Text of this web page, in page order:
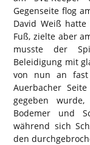
Gegenseite flog
David Weiß
Fuß, zielte aber
musste der
Beleidigung mit
von nun an
Auerbacher
gegeben
Bodemer und
während sich
den